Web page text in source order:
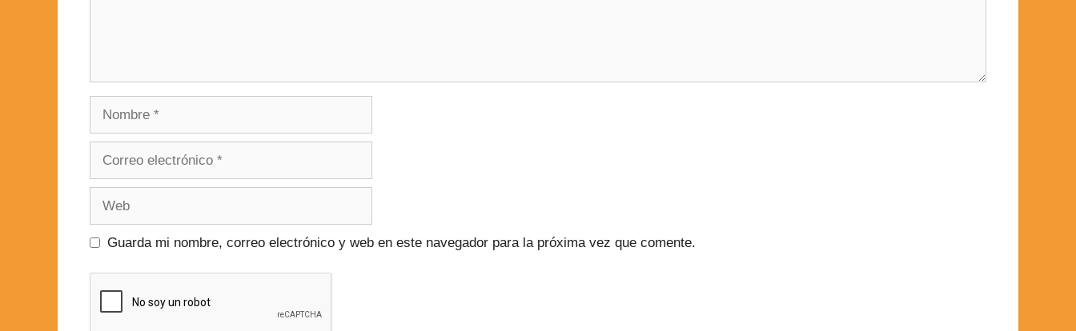
Guarda mi nombre, correo electrónico y web en este navegador para la próxima vez que comente.